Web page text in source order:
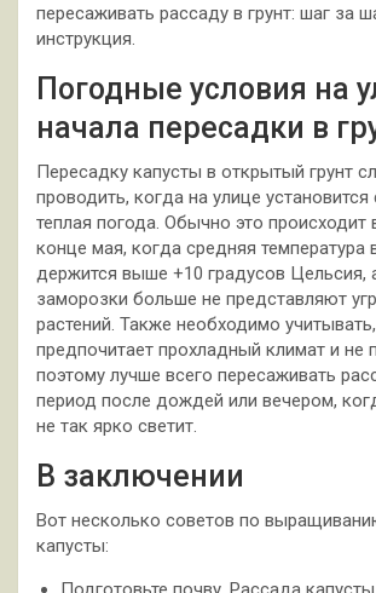
пересаживать рассаду в грунт: шаг за
инструкция.
Погодные условия на
начала пересадки в
Пересадку капусты в открытый грунт
проводить, когда на улице установится
теплая погода. Обычно это происходит
конце мая, когда средняя температура
держится выше +10 градусов Цельсия,
заморозки больше не представляют
растений. Также необходимо
предпочитает прохладный климат и не
поэтому лучше всего пересаживать
период после дождей или вечером,
не так ярко светит.
В заключении
Вот несколько советов по
капусты: